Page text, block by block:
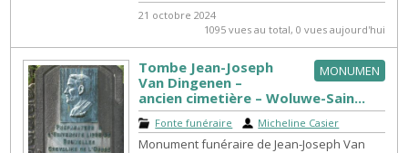
21 octobre 2024
1095 vues au total, 0 vues aujourd'hui
MONUMEN
Tombe Jean-Joseph
Van Dingenen –
ancien cimetière – Woluwe-Sain...
Fonte funéraire Micheline Casier
Monument funéraire de Jean-Joseph Van